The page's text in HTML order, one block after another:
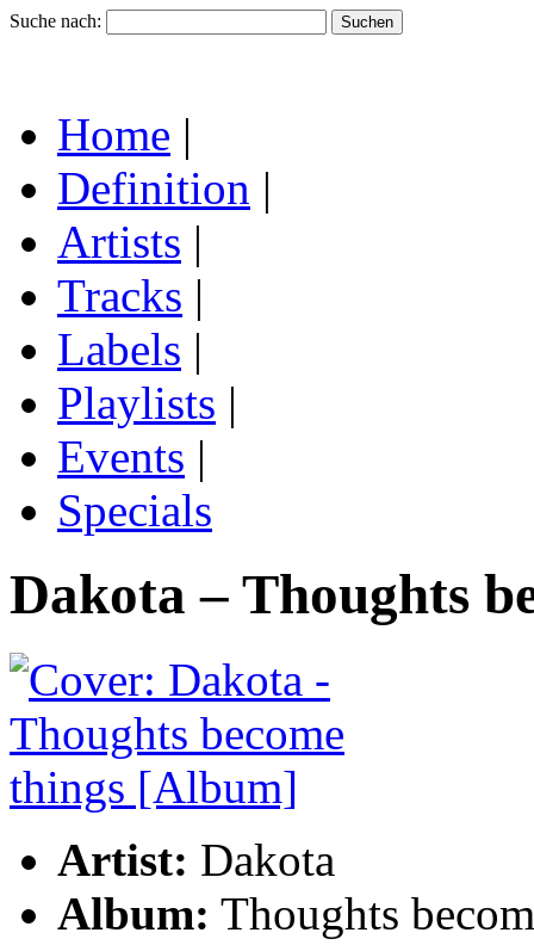
Suche nach:
Home |
Definition |
Artists |
Tracks |
Labels |
Playlists |
Events |
Specials
Dakota – Thoughts
Artist: Dakota
Album: Thoughts